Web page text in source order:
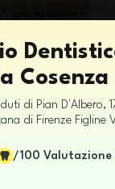
Cosenza
di Pian D'Albero,
di Firenze Figline
/100 Valutazione